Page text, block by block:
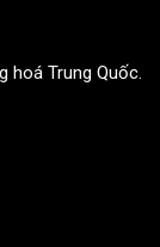
hoá Trung Quốc.